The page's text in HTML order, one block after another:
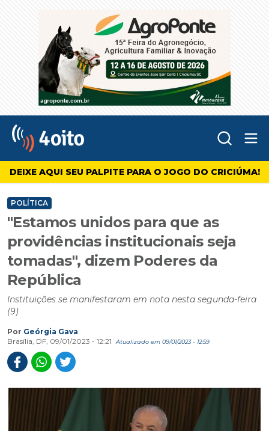
4oito
DEIXE AQUI SEU PALPITE PARA O JOGO DO CRICIÚMA!
POLÍTICA
"Estamos unidos para que as
providências institucionais seja
tomadas", dizem Poderes da
República
Instituições se manifestaram em nota nesta segunda-feira
(9)
Por Geórgia Gava
Brasília, DF, 09/01/2023 - 12:21
Atualizado em 09/01/2023 - 12:59